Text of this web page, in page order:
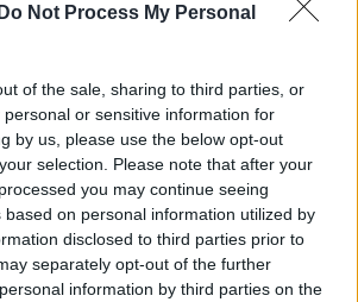
Do Not Process My Personal
of the sale, sharing to third parties, or
or sensitive information for
by us, please use the below opt-out
selection. Please note that after your
you may continue seeing
based on personal information utilized by
disclosed to third parties prior to
separately opt-out of the further
information by third parties on the
La Maddalena
La Maddalena
Pi
n
W
h
S
h